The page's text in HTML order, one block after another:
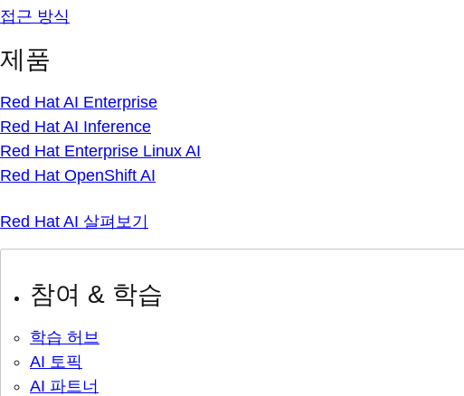
접근 방식
제품
Red Hat AI Enterprise
Red Hat AI Inference
Red Hat Enterprise Linux AI
Red Hat OpenShift AI
Red Hat AI 살펴보기
참여 & 학습
학습 허브
AI 토픽
AI 파트너